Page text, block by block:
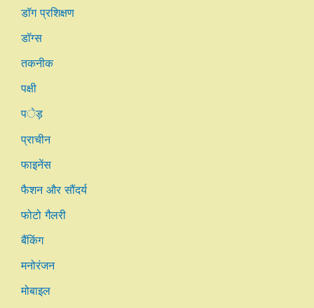
डॉग प्रशिक्षण
डॉग्स
तकनीक
पक्षी
पेड़
प्राचीन
फाइनेंस
फैशन और सौंदर्य
फोटो गैलरी
बैंकिंग
मनोरंजन
मोबाइल